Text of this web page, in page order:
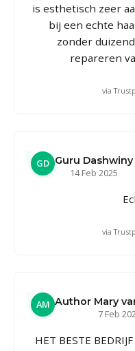
is esthetisch zeer
bij een echte
zonder
repareren
via
GD Guru Dashwiny
14 Feb 2025
via
AM Author Mary
7 Feb
HET BESTE